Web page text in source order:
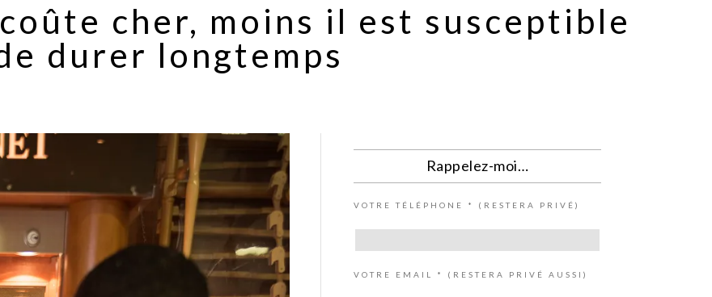
cher, moins il est susceptible
durer longtemps
Rappelez-moi…
VOTRE TÉLÉPHONE * (RESTERA PRIVÉ)
VOTRE EMAIL * (RESTERA PRIVÉ AUSSI)